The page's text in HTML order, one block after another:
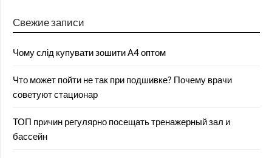
Свежие записи
Чому слід купувати зошити А4 оптом
Что может пойти не так при подшивке? Почему врачи
советуют стационар
ТОП причин регулярно посещать тренажерный зал и
бассейн